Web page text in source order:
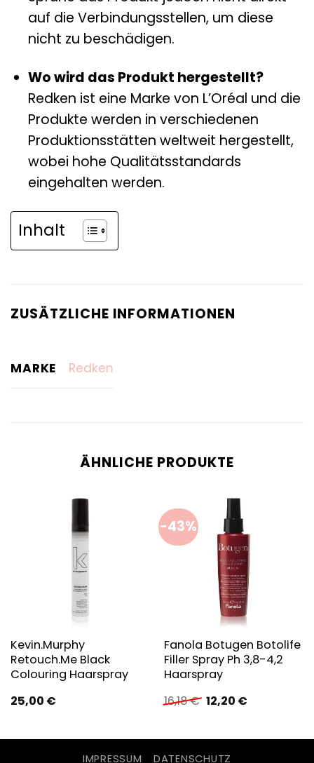
auf die Verbindungsstellen, um diese
nicht zu beschädigen.
Wo wird das Produkt hergestellt?
Redken ist eine Marke von L’Oréal und die
Produkte werden in verschiedenen
Produktionsstätten weltweit hergestellt,
wobei hohe Qualitätsstandards
eingehalten werden.
Inhalt
ZUSÄTZLICHE INFORMATIONEN
MARKE Redken
ÄHNLICHE PRODUKTE
Kevin.Murphy
Retouch.Me Black
Colouring Haarspray
25,00 €
-43%
Fanola Botugen Botolife
Filler Spray Ph 3,8-4,2
Haarspray
16,18€ Ursprünglicher
Preis
12,20 €Aktueller
IMPRESSUM DATENSCHUTZ